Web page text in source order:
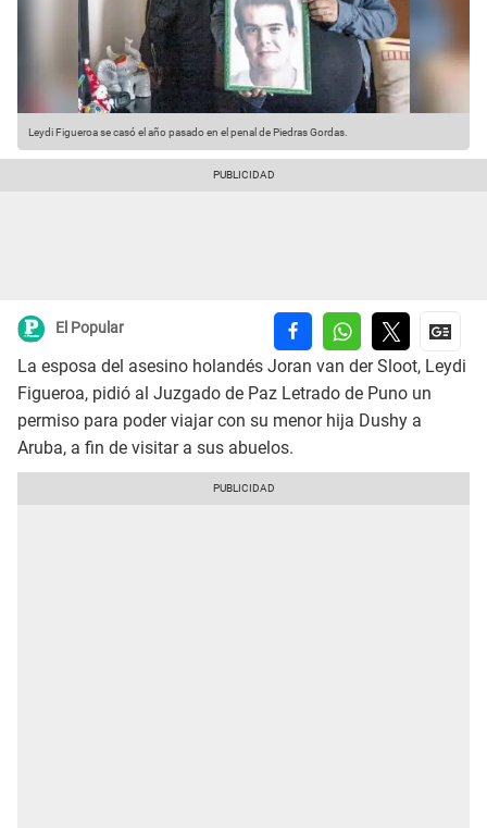
Leydi Figueroa se casó el año pasado en el penal de Piedras Gordas.
El Popular
La esposa del asesino holandés Joran van der Sloot, Leydi
Figueroa, pidió al Juzgado de Paz Letrado de Puno un
permiso para poder viajar con su menor hija Dushy a
Aruba, a fin de visitar a sus abuelos.